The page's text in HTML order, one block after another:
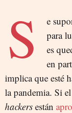
S
e
para
es
en
implica que esté
la pandemia. Si
hackers están